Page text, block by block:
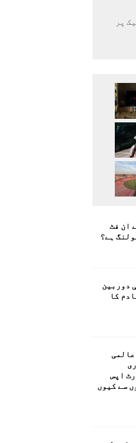
پیک پر
ان فٹ
ہے؟
دوربین
کا
اپس
سے کیوں